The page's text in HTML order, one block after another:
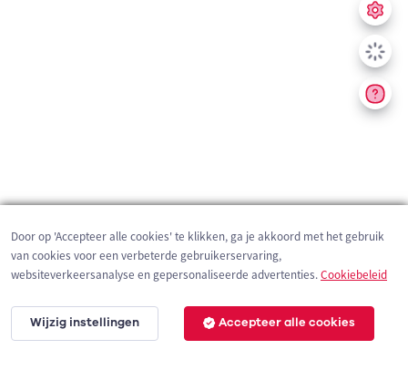
200 m
Door op 'Accepteer alle cookies' te klikken, ga je akkoord met het gebruik
van cookies voor een verbeterde gebruikerservaring,
websiteverkeersanalyse en gepersonaliseerde advertenties.Cookiebeleid
Wijzig instellingen Accepteer alle cookies